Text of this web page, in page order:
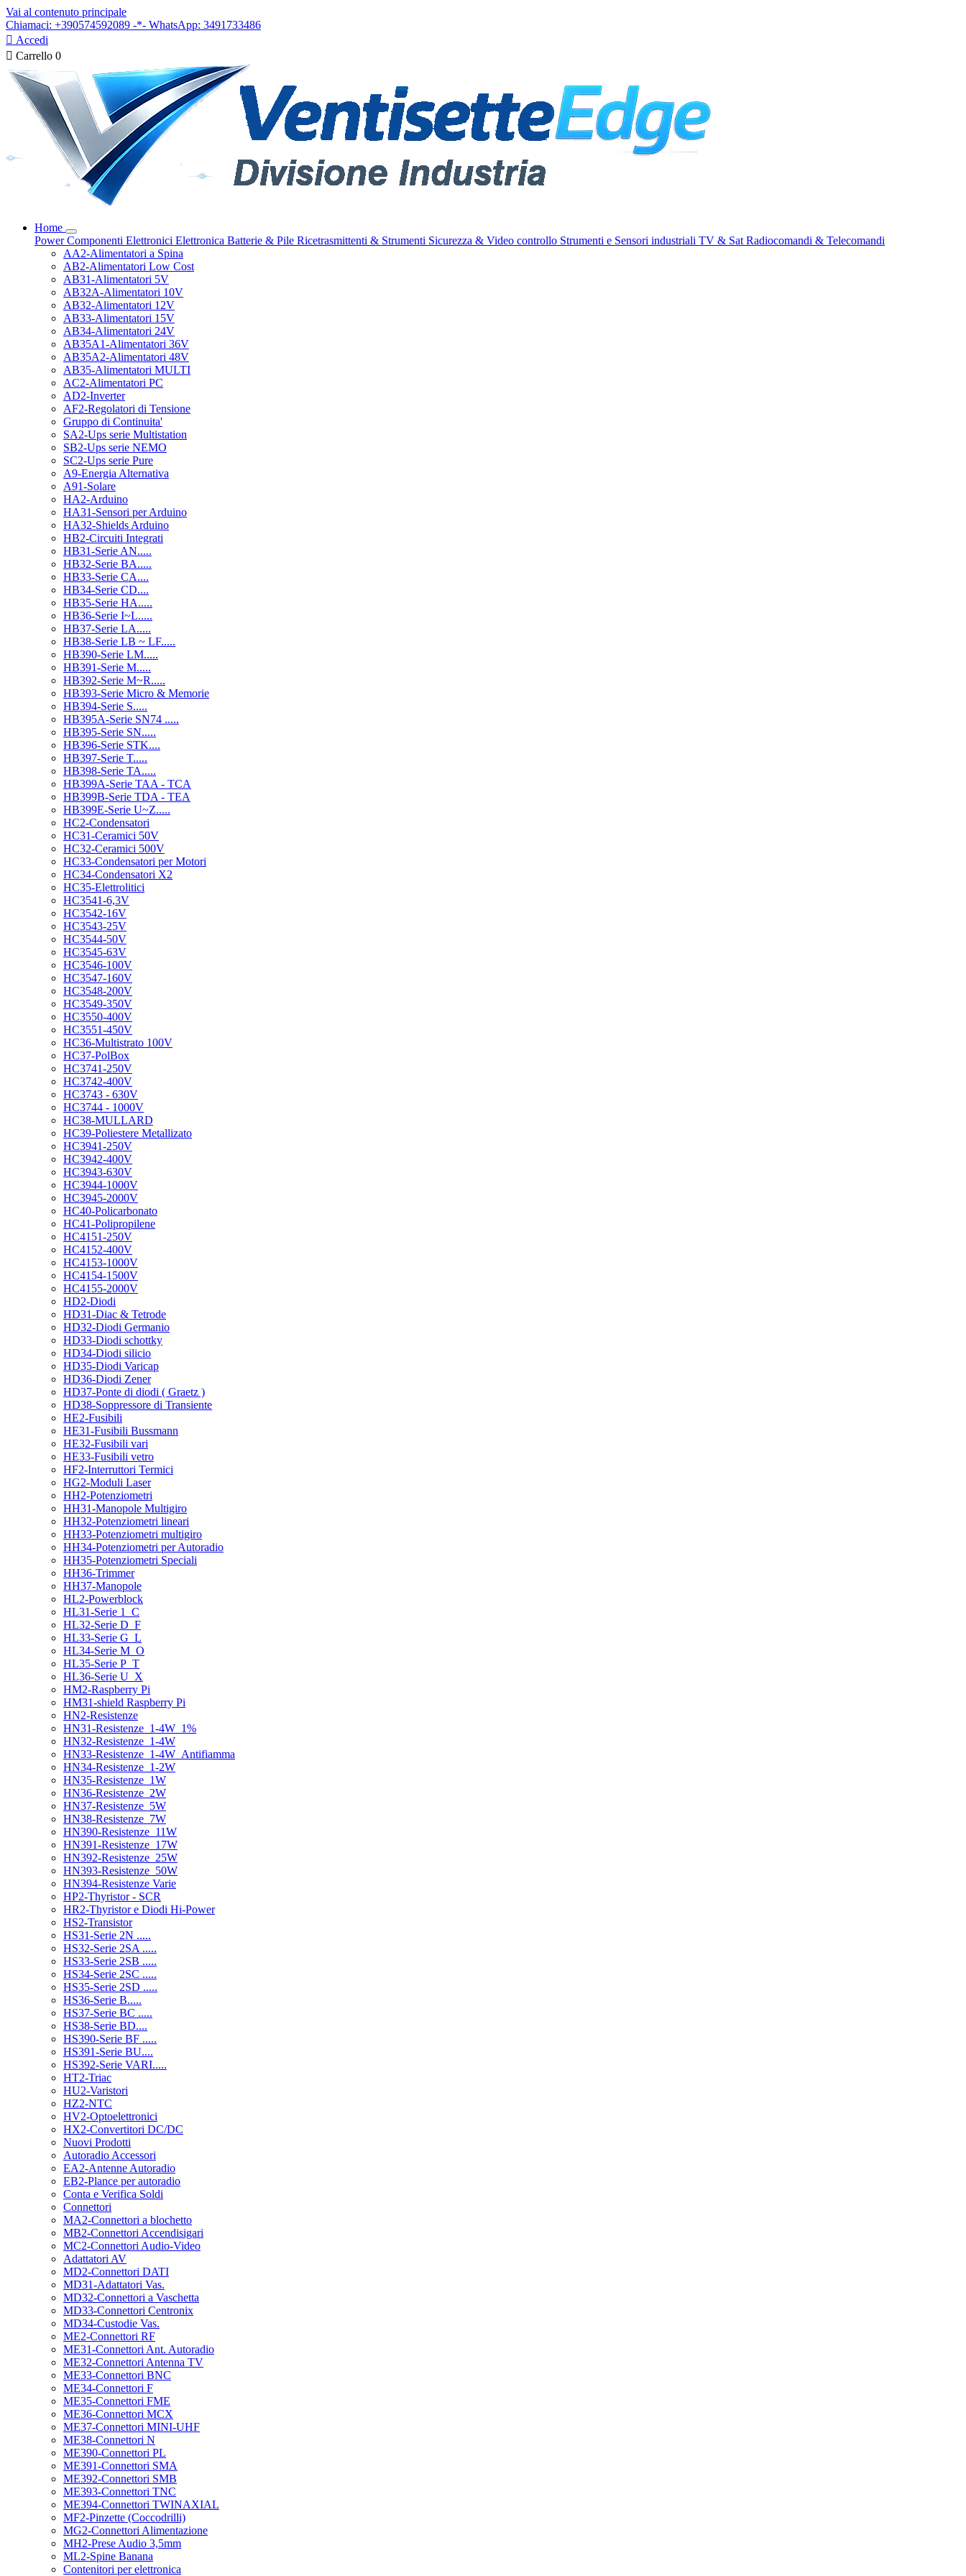
Vai al contenuto principale
Chiamaci: +390574592089 -*- WhatsApp: 3491733486
 Accedi
 Carrello 0
Home
PowerComponenti Elettronici Elettronica Batterie & Pile Ricetrasmittenti & Strumenti Sicurezza & Video controllo Strumenti e Sensori industriali TV & Sat Radiocomandi & Telecomandi
AA2-Alimentatori a Spina
AB2-Alimentatori Low Cost
AB31-Alimentatori 5V
AB32A-Alimentatori 10V
AB32-Alimentatori 12V
AB33-Alimentatori 15V
AB34-Alimentatori 24V
AB35A1-Alimentatori 36V
AB35A2-Alimentatori 48V
AB35-Alimentatori MULTI
AC2-Alimentatori PC
AD2-Inverter
AF2-Regolatori di Tensione
Gruppo di Continuita'
SA2-Ups serie Multistation
SB2-Ups serie NEMO
SC2-Ups serie Pure
A9-Energia Alternativa
A91-Solare
HA2-Arduino
HA31-Sensori per Arduino
HA32-Shields Arduino
HB2-Circuiti Integrati
HB31-Serie AN.....
HB32-Serie BA.....
HB33-Serie CA....
HB34-Serie CD....
HB35-Serie HA.....
HB36-Serie I~L.....
HB37-Serie LA.....
HB38-Serie LB ~ LF.....
HB390-Serie LM.....
HB391-Serie M.....
HB392-Serie M~R.....
HB393-Serie Micro & Memorie
HB394-Serie S.....
HB395A-Serie SN74 .....
HB395-Serie SN.....
HB396-Serie STK....
HB397-Serie T.....
HB398-Serie TA.....
HB399A-Serie TAA - TCA
HB399B-Serie TDA - TEA
HB399E-Serie U~Z.....
HC2-Condensatori
HC31-Ceramici 50V
HC32-Ceramici 500V
HC33-Condensatori per Motori
HC34-Condensatori X2
HC35-Elettrolitici
HC3541-6,3V
HC3542-16V
HC3543-25V
HC3544-50V
HC3545-63V
HC3546-100V
HC3547-160V
HC3548-200V
HC3549-350V
HC3550-400V
HC3551-450V
HC36-Multistrato 100V
HC37-PolBox
HC3741-250V
HC3742-400V
HC3743 - 630V
HC3744 - 1000V
HC38-MULLARD
HC39-Poliestere Metallizato
HC3941-250V
HC3942-400V
HC3943-630V
HC3944-1000V
HC3945-2000V
HC40-Policarbonato
HC41-Polipropilene
HC4151-250V
HC4152-400V
HC4153-1000V
HC4154-1500V
HC4155-2000V
HD2-Diodi
HD31-Diac & Tetrode
HD32-Diodi Germanio
HD33-Diodi schottky
HD34-Diodi silicio
HD35-Diodi Varicap
HD36-Diodi Zener
HD37-Ponte di diodi ( Graetz )
HD38-Soppressore di Transiente
HE2-Fusibili
HE31-Fusibili Bussmann
HE32-Fusibili vari
HE33-Fusibili vetro
HF2-Interruttori Termici
HG2-Moduli Laser
HH2-Potenziometri
HH31-Manopole Multigiro
HH32-Potenziometri lineari
HH33-Potenziometri multigiro
HH34-Potenziometri per Autoradio
HH35-Potenziometri Speciali
HH36-Trimmer
HH37-Manopole
HL2-Powerblock
HL31-Serie 1_C
HL32-Serie D_F
HL33-Serie G_L
HL34-Serie M_O
HL35-Serie P_T
HL36-Serie U_X
HM2-Raspberry Pi
HM31-shield Raspberry Pi
HN2-Resistenze
HN31-Resistenze_1-4W_1%
HN32-Resistenze_1-4W
HN33-Resistenze_1-4W_Antifiamma
HN34-Resistenze_1-2W
HN35-Resistenze_1W
HN36-Resistenze_2W
HN37-Resistenze_5W
HN38-Resistenze_7W
HN390-Resistenze_11W
HN391-Resistenze_17W
HN392-Resistenze_25W
HN393-Resistenze_50W
HN394-Resistenze Varie
HP2-Thyristor - SCR
HR2-Thyristor e Diodi Hi-Power
HS2-Transistor
HS31-Serie 2N .....
HS32-Serie 2SA .....
HS33-Serie 2SB .....
HS34-Serie 2SC .....
HS35-Serie 2SD .....
HS36-Serie B.....
HS37-Serie BC .....
HS38-Serie BD....
HS390-Serie BF .....
HS391-Serie BU....
HS392-Serie VARI.....
HT2-Triac
HU2-Varistori
HZ2-NTC
HV2-Optoelettronici
HX2-Convertitori DC/DC
Nuovi Prodotti
Autoradio Accessori
EA2-Antenne Autoradio
EB2-Plance per autoradio
Conta e Verifica Soldi
Connettori
MA2-Connettori a blochetto
MB2-Connettori Accendisigari
MC2-Connettori Audio-Video
Adattatori AV
MD2-Connettori DATI
MD31-Adattatori Vas.
MD32-Connettori a Vaschetta
MD33-Connettori Centronix
MD34-Custodie Vas.
ME2-Connettori RF
ME31-Connettori Ant. Autoradio
ME32-Connettori Antenna TV
ME33-Connettori BNC
ME34-Connettori F
ME35-Connettori FME
ME36-Connettori MCX
ME37-Connettori MINI-UHF
ME38-Connettori N
ME390-Connettori PL
ME391-Connettori SMA
ME392-Connettori SMB
ME393-Connettori TNC
ME394-Connettori TWINAXIAL
MF2-Pinzette (Coccodrilli)
MG2-Connettori Alimentazione
MH2-Prese Audio 3,5mm
ML2-Spine Banana
Contenitori per elettronica